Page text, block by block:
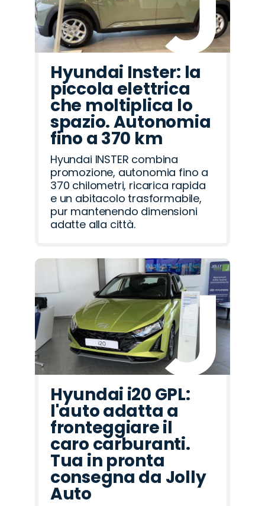
Hyundai Inster: la
piccola elettrica
che moltiplica lo
spazio. Autonomia
fino a 370 km
Hyundai INSTER combina
promozione, autonomia fino a
370 chilometri, ricarica rapida
e un abitacolo trasformabile,
pur mantenendo dimensioni
adatte alla città.
Hyundai i20 GPL:
l'auto adatta a
fronteggiare il
caro carburanti.
Tua in pronta
consegna da Jolly
Auto